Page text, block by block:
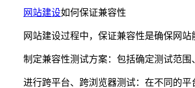
网站建设如何保证兼容性
网站建设过程中，保证兼容性是确保网站
制定兼容性测试方案：包括确定测试范围
进行跨平台、跨浏览器测试：在不同的平